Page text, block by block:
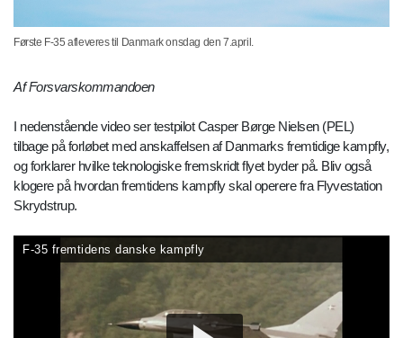
Første F-35 afleveres til Danmark onsdag den 7.april.
Af Forsvarskommandoen
I nedenstående video ser testpilot Casper Børge Nielsen (PEL)
tilbage på forløbet med anskaffelsen af Danmarks fremtidige kampfly,
og forklarer hvilke teknologiske fremskridt flyet byder på. Bliv også
klogere på hvordan fremtidens kampfly skal operere fra Flyvestation
Skrydstrup.